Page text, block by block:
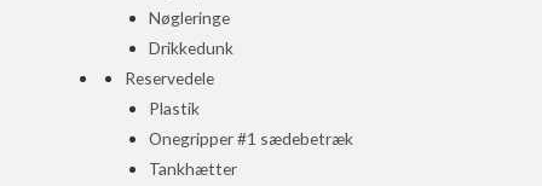
Nøgleringe
Drikkedunk
Reservedele
Plastik
Onegripper #1 sædebetræk
Tankhætter